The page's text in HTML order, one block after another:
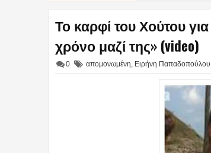
Το καρφί του Χούτου
χρόνο μαζί της» (video)
0 απομονωμένη Ειρήνη Παπαδοπούλου